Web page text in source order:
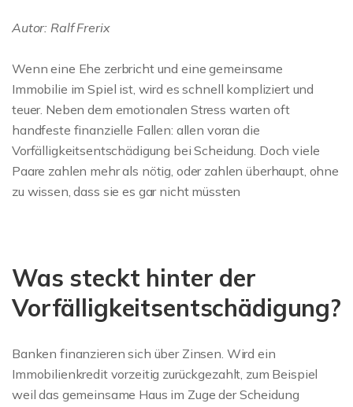
Autor: Ralf Frerix
Wenn eine Ehe zerbricht und eine gemeinsame
Immobilie im Spiel ist, wird es schnell kompliziert und
teuer. Neben dem emotionalen Stress warten oft
handfeste finanzielle Fallen: allen voran die
Vorfälligkeitsentschädigung bei Scheidung. Doch viele
Paare zahlen mehr als nötig, oder zahlen überhaupt, ohne
zu wissen, dass sie es gar nicht müssten
Was steckt hinter der
Vorfälligkeitsentschädigung?
Banken finanzieren sich über Zinsen. Wird ein
Immobilienkredit vorzeitig zurückgezahlt, zum Beispiel
weil das gemeinsame Haus im Zuge der Scheidung